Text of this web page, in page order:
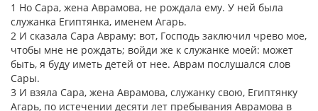
1 Но Сара, жена Аврамова, не рождала ему. У ней была
служанка Египтянка, именем Агарь.
2 И сказала Сара Авраму: вот, Господь заключил чрево мое,
чтобы мне не рождать; войди же к служанке моей: может
быть, я буду иметь детей от нее. Аврам послушался слов
Сары.
3 И взяла Сара, жена Аврамова, служанку свою, Египтянку
Агарь, по истечении десяти лет пребывания Аврамова в